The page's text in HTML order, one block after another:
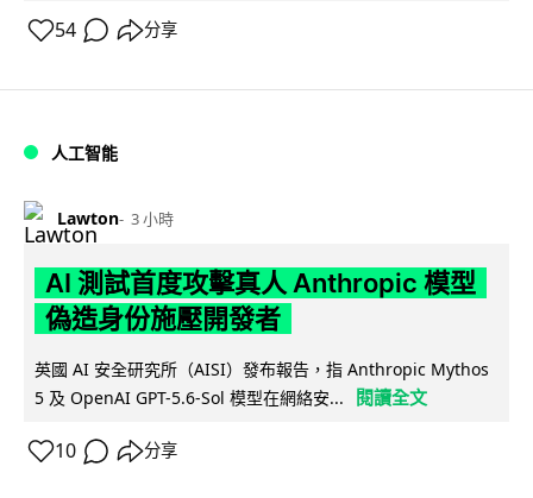
54 分享
人工智能
Lawton 3 小時
AI 測試首度攻擊真人 Anthropic 模型
偽造身份施壓開發者
英國 AI 安全研究所（AISI）發布報告，指 Anthropic Mythos
5 及 OpenAI GPT-5.6-Sol 模型在網絡安...
閱讀全文
10 分享